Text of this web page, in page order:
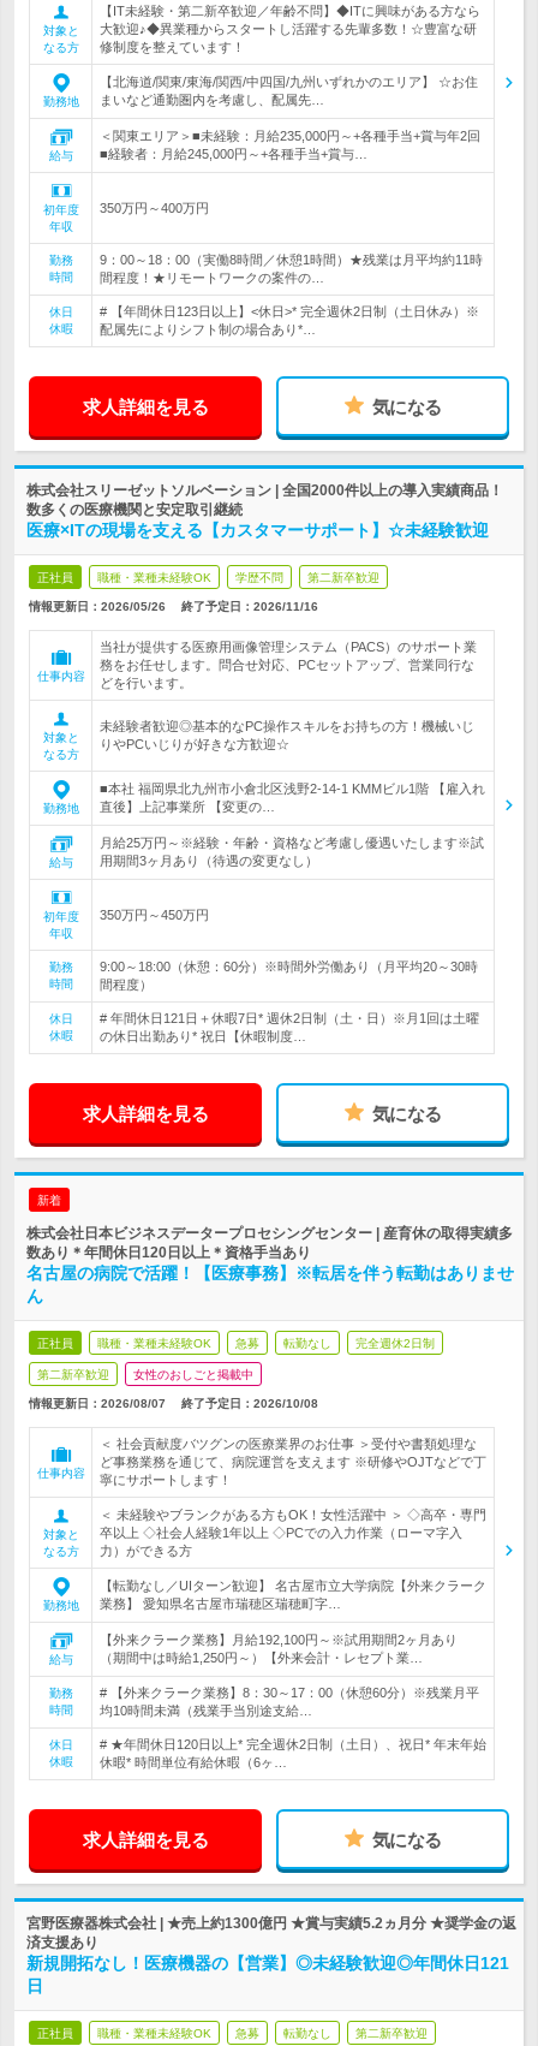
対象と
なる方
【IT未経験・第二新卒歓迎／年齢不問】◆ITに興味がある方なら
大歓迎♪◆異業種からスタートし活躍する先輩多数！☆豊富な研
修制度を整えています！
勤務地
【北海道/関東/東海/関西/中四国/九州いずれかのエリア】 ☆お住
まいなど通勤圏内を考慮し、配属先…
給与
＜関東エリア＞■未経験：月給235,000円～+各種手当+賞与年2回
■経験者：月給245,000円～+各種手当+賞与…
初年度
年収
350万円～400万円
勤務
時間
9：00～18：00（実働8時間／休憩1時間）★残業は月平均約11時
間程度！★リモートワークの案件の…
休日
休暇
# 【年間休日123日以上】<休日>* 完全週休2日制（土日休み）※
配属先によりシフト制の場合あり*…
求人詳細を見る 気になる
株式会社スリーゼットソルベーション | 全国2000件以上の導入実績商品！
数多くの医療機関と安定取引継続
医療×ITの現場を支える【カスタマーサポート】☆未経験歓迎
正社員 職種・業種未経験OK 学歴不問 第二新卒歓迎
情報更新日：2026/05/26 終了予定日： 2026/11/16
仕事内容
当社が提供する医療用画像管理システム（PACS）のサポート業
務をお任せします。問合せ対応、PCセットアップ、営業同行な
どを行います。
対象と
なる方
未経験者歓迎◎基本的なPC操作スキルをお持ちの方！機械いじ
りやPCいじりが好きな方歓迎☆
勤務地
■本社 福岡県北九州市小倉北区浅野2-14-1 KMMビル1階 【雇入れ
直後】上記事業所 【変更の…
給与
月給25万円～※経験・年齢・資格など考慮し優遇いたします※試
用期間3ヶ月あり（待遇の変更なし）
初年度
年収
350万円～450万円
勤務
時間
9:00～18:00（休憩：60分）※時間外労働あり（月平均20～30時
間程度）
休日
休暇
# 年間休日121日＋休暇7日* 週休2日制（土・日）※月1回は土曜
の休日出勤あり* 祝日【休暇制度…
求人詳細を見る 気になる
新着
株式会社日本ビジネスデータープロセシングセンター | 産育休の取得実績多
数あり＊年間休日120日以上＊資格手当あり
名古屋の病院で活躍！【医療事務】※転居を伴う転勤はありませ
ん
正社員 職種・業種未経験OK 急募 転勤なし 完全週休2日制
第二新卒歓迎 女性のおしごと掲載中
情報更新日：2026/08/07 終了予定日： 2026/10/08
仕事内容
＜ 社会貢献度バツグンの医療業界のお仕事 ＞受付や書類処理な
ど事務業務を通じて、病院運営を支えます ※研修やOJTなどで丁
寧にサポートします！
対象と
なる方
＜ 未経験やブランクがある方もOK！女性活躍中 ＞ ◇高卒・専門
卒以上 ◇社会人経験1年以上 ◇PCでの入力作業（ローマ字入
力）ができる方
勤務地
【転勤なし／UIターン歓迎】 名古屋市立大学病院【外来クラーク
業務】 愛知県名古屋市瑞穂区瑞穂町字…
給与
【外来クラーク業務】月給192,100円～※試用期間2ヶ月あり
（期間中は時給1,250円～）【外来会計・レセプト業…
勤務
時間
# 【外来クラーク業務】8：30～17：00（休憩60分）※残業月平
均10時間未満（残業手当別途支給…
休日
休暇
# ★年間休日120日以上* 完全週休2日制（土日）、祝日* 年末年始
休暇* 時間単位有給休暇（6ヶ…
求人詳細を見る 気になる
宮野医療器株式会社 | ★売上約1300億円 ★賞与実績5.2ヵ月分 ★奨学金の返
済支援あり
新規開拓なし！医療機器の【営業】◎未経験歓迎◎年間休日121
日
正社員 職種・業種未経験OK 急募 転勤なし 第二新卒歓迎